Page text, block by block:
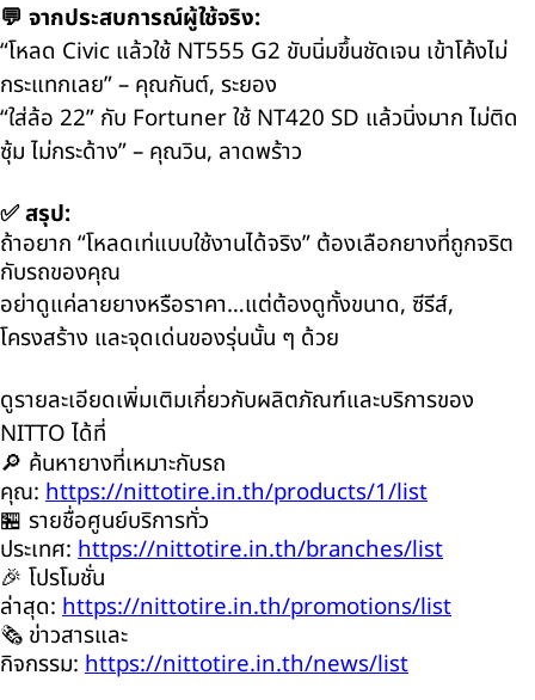
💬 จากประสบการณ์ผู้ใช้จริง:
“โหลด Civic แล้วใช้ NT555 G2 ขับนิ่มขึ้นชัดเจน เข้าโค้งไม่
กระแทกเลย” – คุณกันต์, ระยอง
“ใส่ล้อ 22” กับ Fortunerใช้ NT420 SD แล้วนิ่งมาก ไม่ติด
ซุ้ม ไม่กระด้าง” – คุณวิน, ลาดพร้าว
✅สรุป:
ถ้าอยาก “โหลดเท่แบบใช้งานได้จริง” ต้องเลือกยางที่ถูกจริต
กับรถของคุณ
อย่าดูแค่ลายยางหรือราคา…แต่ต้องดูทั้งขนาด, ซีรีส์,
โครงสร้าง และจุดเด่นของรุ่นนั้น ๆ ด้วย
ดูรายละเอียดเพิ่มเติมเกี่ยวกับผลิตภัณฑ์และบริการของ
NITTO ได้ที่
🔎 ค้นหายางที่เหมาะกับรถ
คุณ: https://nittotire.in.th/products/1/list
🏪 รายชื่อศูนย์บริการทั่ว
ประเทศ: https://nittotire.in.th/branches/list
🎉 โปรโมชั่น
ล่าสุด: https://nittotire.in.th/promotions/list
🗞️ ข่าวสารและ
กิจกรรม: https://nittotire.in.th/news/list